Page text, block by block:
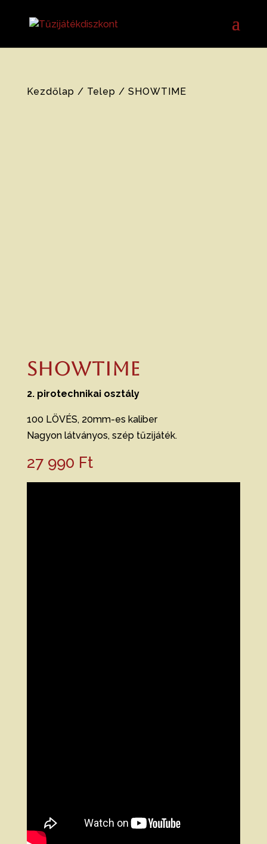
Kezdőlap / Telep / SHOWTIME
SHOWTIME
2. pirotechnikai osztály
100 LÖVÉS, 20mm-es kaliber
Nagyon látványos, szép tűzijáték.
27 990 Ft